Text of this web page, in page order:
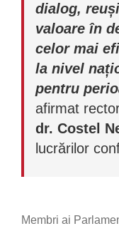
dialog,
valoare în
celor mai
la nivel
pentru
afirmat
dr. Costel
lucrărilor
Membri ai